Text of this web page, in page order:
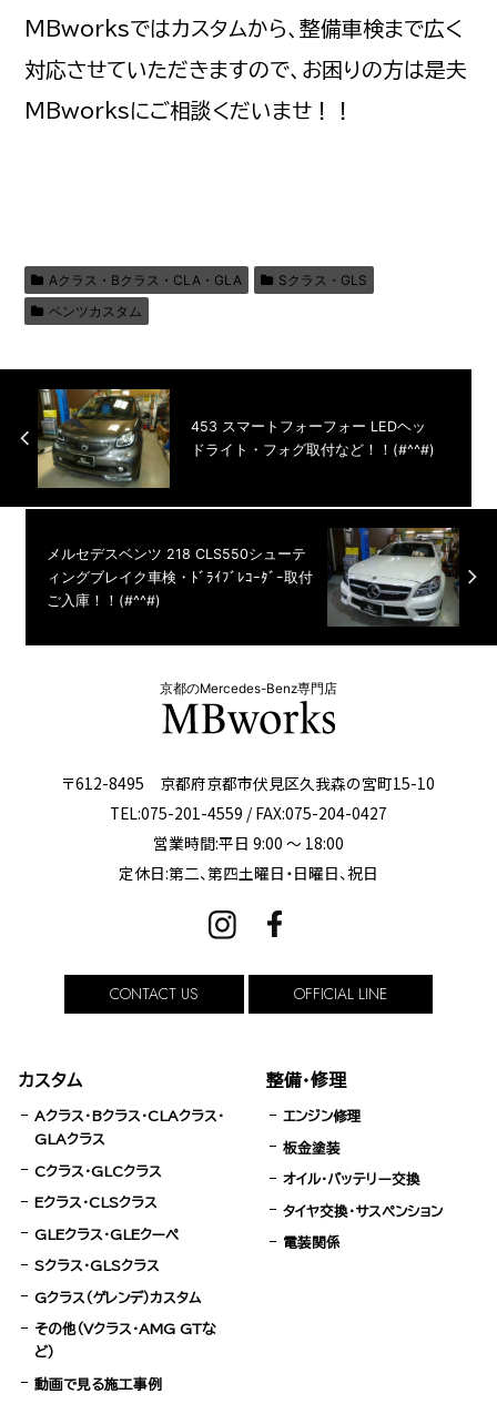
MBworksではカスタムから、整備車検まで広く
対応させていただきますので、お困りの方は是夫
MBworksにご相談くだいませ！！
Aクラス・Bクラス・CLA・GLA
Sクラス・GLS
ベンツカスタム
453 スマートフォーフォー LEDヘッ
ドライト・フォグ取付など！！(#^^#)
メルセデスベンツ 218 CLS550シューテ
ィングブレイク車検・ﾄﾞﾗｲﾌﾞﾚｺｰﾀﾞｰ取付
ご入庫！！(#^^#)
京都のMercedes-Benz専門店
〒612-8495 京都府京都市伏見区久我森の宮町15-10
TEL:075-201-4559 / FAX:075-204-0427
営業時間:平日 9:00 ～ 18:00
定休日:第二、第四土曜日・日曜日、祝日
CONTACT US OFFICIAL LINE
カスタム
Aクラス・Bクラス・CLAクラス・
GLAクラス
Cクラス・GLCクラス
Eクラス・CLSクラス
GLEクラス・GLEクーペ
Sクラス・GLSクラス
Gクラス（ゲレンデ）カスタム
その他（Vクラス・AMG GTな
ど）
動画で見る施工事例
整備・修理
エンジン修理
板金塗装
オイル・バッテリー交換
タイヤ交換・サスペンション
電装関係